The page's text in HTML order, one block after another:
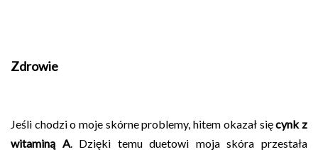
Zdrowie
Jeśli chodzi o moje skórne problemy, hitem okazał sięcynk z
witaminą A. Dzięki temu duetowi moja skóra przestała